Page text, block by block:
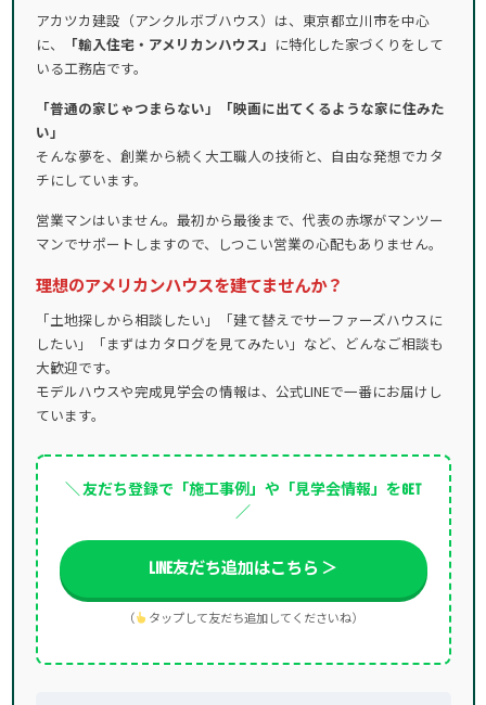
アカツカ建設（アンクルボブハウス）は、東京都立川市を中心
に、
「輸入住宅・アメリカンハウス」 に特化した家づくりをして
いる工務店です。
「普通の家じゃつまらない」「映画に出てくるような家に住みた
い」
そんな夢を、創業から続く大工職人の技術と、自由な発想でカタ
チにしています。
営業マンはいません。最初から最後まで、代表の赤塚がマンツー
マンでサポートしますので、しつこい営業の心配もありません。
理想のアメリカンハウスを建てませんか？
「土地探しから相談したい」「建て替えでサーファーズハウスに
したい」「まずはカタログを見てみたい」など、どんなご相談も
大歓迎です。
モデルハウスや完成見学会の情報は、公式LINEで一番にお届けし
ています。
＼ 友だち登録で「施工事例」や「見学会情報」をGET
／
LINE友だち追加はこちら ＞
（ タップして友だち追加してくださいね）